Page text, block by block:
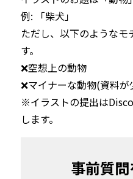
例: 「柴犬」
ただし、以下のようなモ
す。
❌️空想上の動物
❌️マイナーな動物(資料
※イラストの提出は
します。
事前質問